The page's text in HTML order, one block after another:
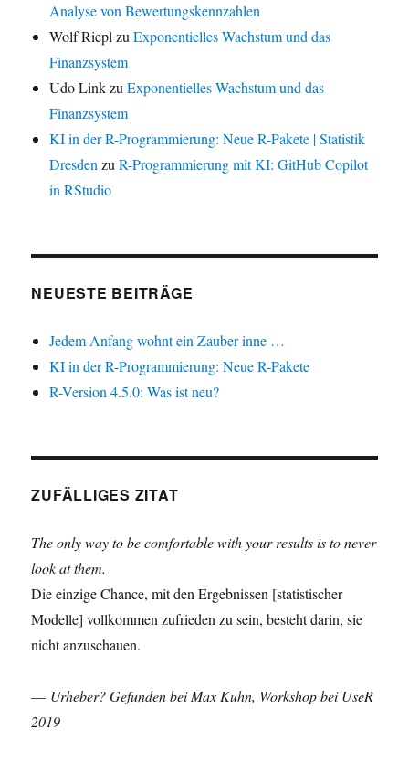
Analyse von Bewertungskennzahlen
Wolf RieplzuExponentielles Wachstum und das
Finanzsystem
Udo LinkzuExponentielles Wachstum und das
Finanzsystem
KI in der R-Programmierung: Neue R-Pakete | Statistik
DresdenzuR-Programmierung mit KI: GitHub Copilot
in RStudio
NEUESTE BEITRÄGE
Jedem Anfang wohnt ein Zauber inne …
KI in der R-Programmierung: Neue R-Pakete
R-Version 4.5.0: Was ist neu?
ZUFÄLLIGES ZITAT
The only way to be comfortable with your results is to never
look at them.
Die einzige Chance, mit den Ergebnissen [statistischer
Modelle] vollkommen zufrieden zu sein, besteht darin, sie
nicht anzuschauen.
— Urheber? Gefunden bei Max Kuhn, Workshop bei UseR
2019